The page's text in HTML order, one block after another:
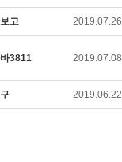
고 2019.07.26
3811 2019.07.08
2019.06.22